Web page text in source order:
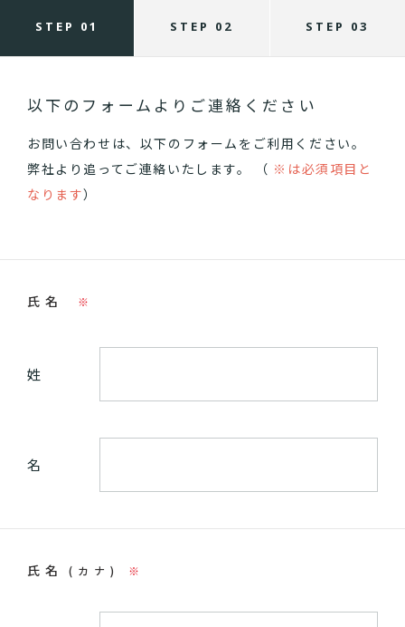
STEP 01 STEP 02 STEP 03
以下のフォームよりご連絡ください
お問い合わせは、以下のフォームをご利用ください。
弊社より追ってご連絡いたします。 （ ※は必須項目と
なります）
氏名 ※
姓
名
氏名(カナ) ※